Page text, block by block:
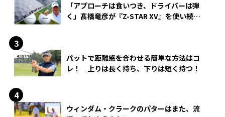
「アプローチは食いつき、ドライバーは弾
く」髙橋竜彦が『Z-STAR XV』を使い続け
パットで距離感を合わせる簡単な方法はコ
レ！ 上りは長く持ち、下りは短く持つ！
ウィンダム・クラークのパターはまた、流